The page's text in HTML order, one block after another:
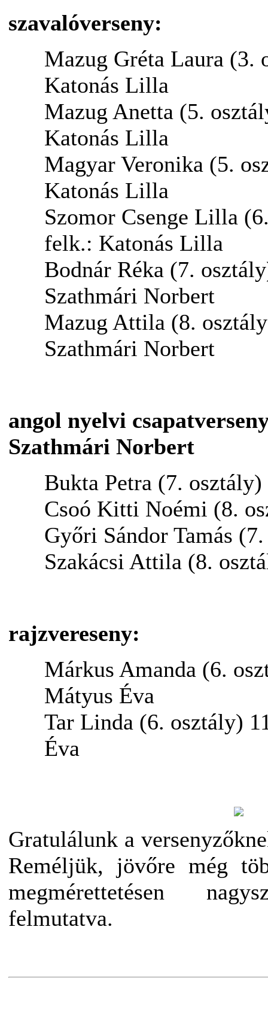
szavalóverseny:
Mazug Gréta Laura
Katonás Lilla
Mazug Anetta (5.
Katonás Lilla
Magyar Veronika (5.
Katonás Lilla
Szomor Csenge Lilla
felk.: Katonás Lilla
Bodnár Réka (7.
Szathmári Norbert
Mazug Attila (8.
Szathmári Norbert
angol nyelvi
Szathmári Norbert
Bukta Petra (7. osztály)
Csoó Kitti Noémi (8.
Győri Sándor Tamás
Szakácsi Attila (8.
rajzvereseny:
Márkus Amanda (6.
Mátyus Éva
Tar Linda (6. osztály)
Éva
Gratulálunk a
Reméljük, jövőre még
megmérettetésen
felmutatva.